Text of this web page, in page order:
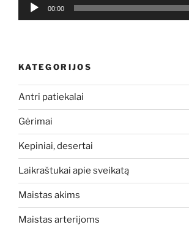
00:00
KATEGORIJOS
Antri patiekalai
Gėrimai
Kepiniai, desertai
Laikraštukai apie sveikatą
Maistas akims
Maistas arterijoms